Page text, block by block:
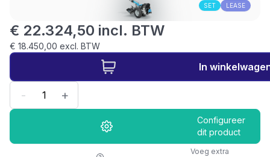
SET LEASE
€ 22.324,50 incl. BTW
€ 18.450,00 excl. BTW
In
- +
Configureer
dit product
Voeg extra